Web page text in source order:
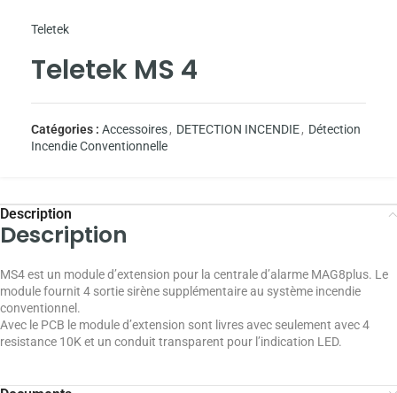
Teletek
Teletek MS 4
Catégories : Accessoires, DETECTION INCENDIE, Détection
Incendie Conventionnelle
Description
Description
MS4 est un module d’extension pour la centrale d’alarme MAG8plus. Le
module fournit 4 sortie sirène supplémentaire au système incendie
conventionnel.
Avec le PCB le module d’extension sont livres avec seulement avec 4
resistance 10K et un conduit transparent pour l’indication LED.